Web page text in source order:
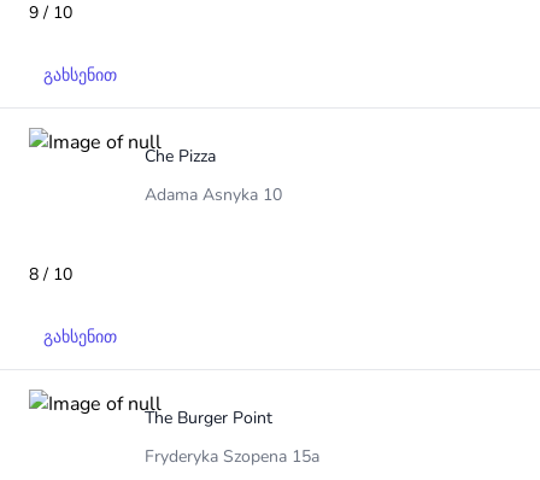
9 / 10
გახსენით
Che Pizza
Adama Asnyka 10
8 / 10
გახსენით
The Burger Point
Fryderyka Szopena 15a